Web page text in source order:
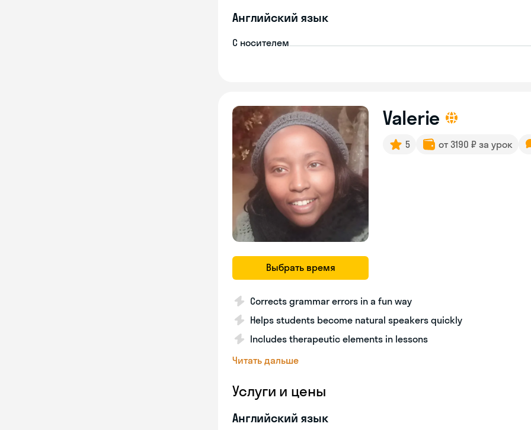
Английский язык
С носителем
Выбрать время
Valerie
5 от 3190 ₽ за урок
Corrects grammar errors in a fun way
Helps students become natural speakers quickly
Includes therapeutic elements in lessons
Читать дальше
Услуги и цены
Английский язык